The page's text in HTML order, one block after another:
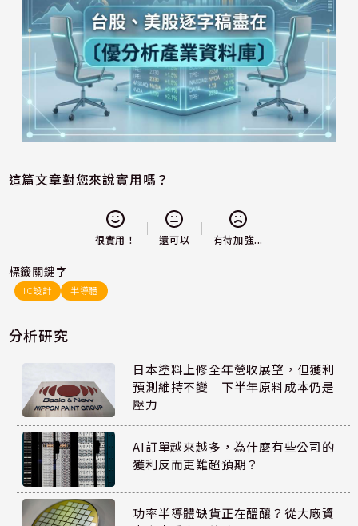
這篇文章對您來說實用嗎？
很實用！ 還可以 有待加強...
標籤關鍵字
IC設計 半導體
分析研究
日本塗料上修全年營收展望，但獲利
預測維持不變 下半年原料成本仍是
壓力
AI訂單越來越多，為什麼有些公司的
獲利反而更難超預期？
功率半導體缺貨正在醞釀？從大廠資